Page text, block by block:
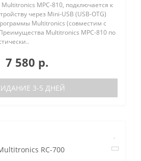
MPC-810, подключается к
через Mini-USB (USB-OTG)
Multitronics (совместим с
Multitronics MPC-810 по
7 580 р.
3-5 ДНЕЙ